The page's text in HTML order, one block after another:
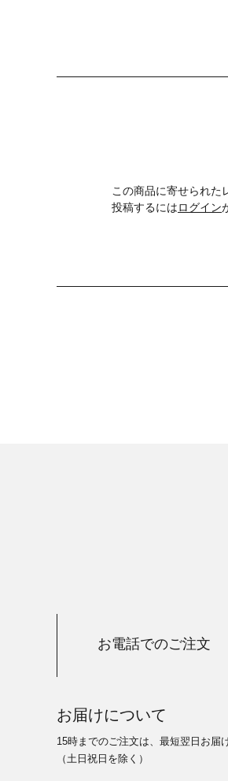
この商品に寄せられた
投稿するにはログイン
お電話でのご注文
お届けについて
15時までのご注文は、最短翌日お届
（土日祝日を除く）